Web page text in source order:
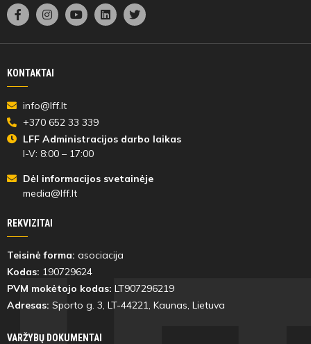
KONTAKTAI
info@lff.lt
+370 652 33 339
LFF Administracijos darbo laikas
I-V: 8:00 – 17:00
Dėl informacijos svetainėje
media@lff.lt
REKVIZITAI
Teisinė forma: asociacija
Kodas: 190729624
PVM mokėtojo kodas: LT907296219
Adresas: Sporto g. 3, LT-44221 , Kaunas, Lietuva
VARŽYBŲ DOKUMENTAI